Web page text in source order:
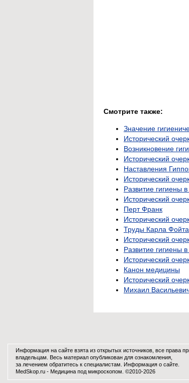
Смотрите также:
Значение
Исторический
Возникновение
Исторический
Наставления
Исторический
Развитие гигиены
Исторический
Перт Франк
Исторический
Труды Карла Фойта
Исторический
Развитие гигиены
Исторический
Канон медицины
Исторический
Михаил
Информация на сайте взята из открытых источников, все права
владельцам. Весь материал опубликован для ознакомления,
за лечением обратитесь к специалистам. Информация о сайте
MedSkop.ru - Медицина под микроскопом. ©2010-2026